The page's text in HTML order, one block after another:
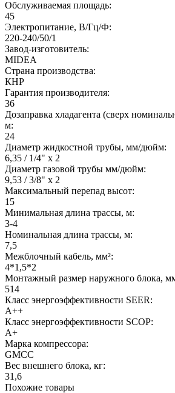
Обслуживаемая площадь:
45
Электропитание, В/Гц/Ф:
220-240/50/1
Завод-изготовитель:
MIDEA
Страна производства:
КНР
Гарантия производителя:
36
Дозаправка хладагента (сверх
м:
24
Диаметр жидкостной трубы, мм/дюйм:
6,35 / 1/4" x 2
Диаметр газовой трубы мм/дюйм:
9,53 / 3/8" x 2
Максимальный перепад высот:
15
Минимальная длина трассы, м:
3-4
Номинальная длина трассы, м:
7,5
Межблочный кабель, мм²:
4*1,5*2
Монтажный размер наружного блока,
514
Класс энергоэффективности SEER:
A++
Класс энергоэффективности SCOP:
A+
Марка компрессора:
GMCC
Вес внешнего блока, кг:
31,6
Похожие товары